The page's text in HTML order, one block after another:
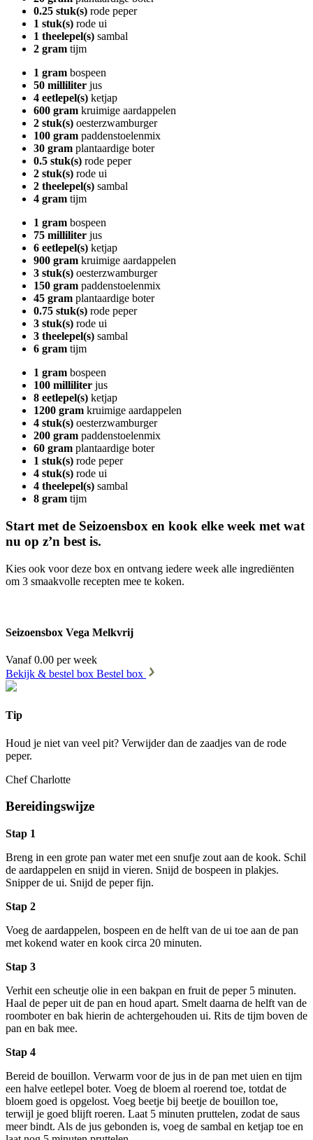
0.25 stuk(s) rode peper
1 stuk(s) rode ui
1 theelepel(s) sambal
2 gram tijm
1 gram bospeen
50 milliliter jus
4 eetlepel(s) ketjap
600 gram kruimige aardappelen
2 stuk(s) oesterzwamburger
100 gram paddenstoelenmix
30 gram plantaardige boter
0.5 stuk(s) rode peper
2 stuk(s) rode ui
2 theelepel(s) sambal
4 gram tijm
1 gram bospeen
75 milliliter jus
6 eetlepel(s) ketjap
900 gram kruimige aardappelen
3 stuk(s) oesterzwamburger
150 gram paddenstoelenmix
45 gram plantaardige boter
0.75 stuk(s) rode peper
3 stuk(s) rode ui
3 theelepel(s) sambal
6 gram tijm
1 gram bospeen
100 milliliter jus
8 eetlepel(s) ketjap
1200 gram kruimige aardappelen
4 stuk(s) oesterzwamburger
200 gram paddenstoelenmix
60 gram plantaardige boter
1 stuk(s) rode peper
4 stuk(s) rode ui
4 theelepel(s) sambal
8 gram tijm
Start met de Seizoensbox en kook elke week met wat
nu op z’n best is.
Kies ook voor deze box en ontvang iedere week alle ingrediënten
om 3 smaakvolle recepten mee te koken.
Seizoensbox Vega Melkvrij
Vanaf 0.00 per week
Bekijk & bestel box Bestel box
Tip
Houd je niet van veel pit? Verwijder dan de zaadjes van de rode
peper.
Chef Charlotte
Bereidingswijze
Stap 1
Breng in een grote pan water met een snufje zout aan de kook. Schil
de aardappelen en snijd in vieren. Snijd de bospeen in plakjes.
Snipper de ui. Snijd de peper fijn.
Stap 2
Voeg de aardappelen, bospeen en de helft van de ui toe aan de pan
met kokend water en kook circa 20 minuten.
Stap 3
Verhit een scheutje olie in een bakpan en fruit de peper 5 minuten.
Haal de peper uit de pan en houd apart. Smelt daarna de helft van de
roomboter en bak hierin de achtergehouden ui. Rits de tijm boven de
pan en bak mee.
Stap 4
Bereid de bouillon. Verwarm voor de jus in de pan met uien en tijm
een halve eetlepel boter. Voeg de bloem al roerend toe, totdat de
bloem goed is opgelost. Voeg beetje bij beetje de bouillon toe,
terwijl je goed blijft roeren. Laat 5 minuten pruttelen, zodat de saus
meer bindt. Als de jus gebonden is, voeg de sambal en ketjap toe en